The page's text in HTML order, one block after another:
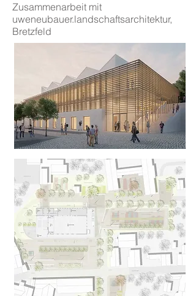
Zusammenarbeit mit
uweneubauer.landschaftsarchitektur,
Bretzfeld